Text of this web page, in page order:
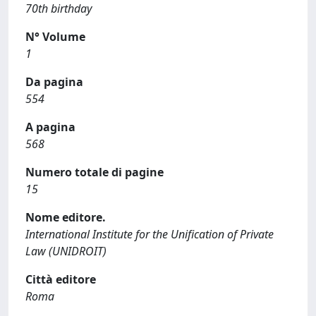
70th birthday
N° Volume
1
Da pagina
554
A pagina
568
Numero totale di pagine
15
Nome editore.
International Institute for the Unification of Private
Law (UNIDROIT)
Città editore
Roma